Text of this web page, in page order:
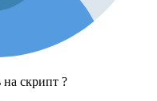
скрипт ?